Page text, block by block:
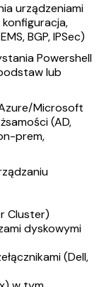
urządzeniami
BGP, IPSec)
Powershell
lub
Microsoft
(AD,
prem,
Cluster)
dyskowymi
(Dell,